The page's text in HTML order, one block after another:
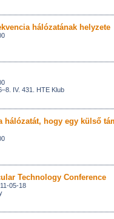
hálózatának helyzete
IV. 431. HTE Klub
hálózatát, hogy egy külső
Technology Conference
05-18